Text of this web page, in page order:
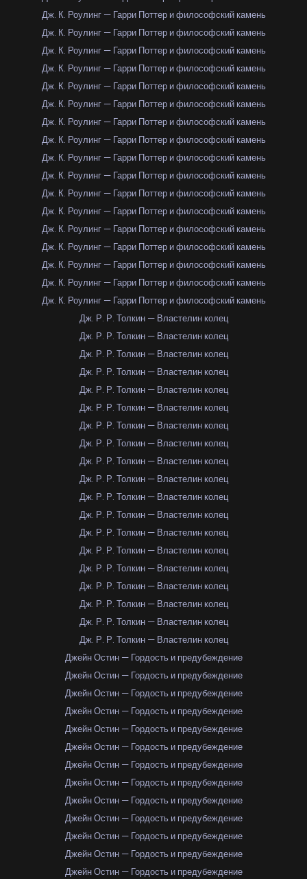
Дж. К. Роулинг — Гарри Поттер и философский камень
Дж. К. Роулинг — Гарри Поттер и философский камень
Дж. К. Роулинг — Гарри Поттер и философский камень
Дж. К. Роулинг — Гарри Поттер и философский камень
Дж. К. Роулинг — Гарри Поттер и философский камень
Дж. К. Роулинг — Гарри Поттер и философский камень
Дж. К. Роулинг — Гарри Поттер и философский камень
Дж. К. Роулинг — Гарри Поттер и философский камень
Дж. К. Роулинг — Гарри Поттер и философский камень
Дж. К. Роулинг — Гарри Поттер и философский камень
Дж. К. Роулинг — Гарри Поттер и философский камень
Дж. К. Роулинг — Гарри Поттер и философский камень
Дж. К. Роулинг — Гарри Поттер и философский камень
Дж. К. Роулинг — Гарри Поттер и философский камень
Дж. К. Роулинг — Гарри Поттер и философский камень
Дж. К. Роулинг — Гарри Поттер и философский камень
Дж. К. Роулинг — Гарри Поттер и философский камень
Дж. Р. Р. Толкин — Властелин колец
Дж. Р. Р. Толкин — Властелин колец
Дж. Р. Р. Толкин — Властелин колец
Дж. Р. Р. Толкин — Властелин колец
Дж. Р. Р. Толкин — Властелин колец
Дж. Р. Р. Толкин — Властелин колец
Дж. Р. Р. Толкин — Властелин колец
Дж. Р. Р. Толкин — Властелин колец
Дж. Р. Р. Толкин — Властелин колец
Дж. Р. Р. Толкин — Властелин колец
Дж. Р. Р. Толкин — Властелин колец
Дж. Р. Р. Толкин — Властелин колец
Дж. Р. Р. Толкин — Властелин колец
Дж. Р. Р. Толкин — Властелин колец
Дж. Р. Р. Толкин — Властелин колец
Дж. Р. Р. Толкин — Властелин колец
Дж. Р. Р. Толкин — Властелин колец
Дж. Р. Р. Толкин — Властелин колец
Дж. Р. Р. Толкин — Властелин колец
Джейн Остин — Гордость и предубеждение
Джейн Остин — Гордость и предубеждение
Джейн Остин — Гордость и предубеждение
Джейн Остин — Гордость и предубеждение
Джейн Остин — Гордость и предубеждение
Джейн Остин — Гордость и предубеждение
Джейн Остин — Гордость и предубеждение
Джейн Остин — Гордость и предубеждение
Джейн Остин — Гордость и предубеждение
Джейн Остин — Гордость и предубеждение
Джейн Остин — Гордость и предубеждение
Джейн Остин — Гордость и предубеждение
Джейн Остин — Гордость и предубеждение